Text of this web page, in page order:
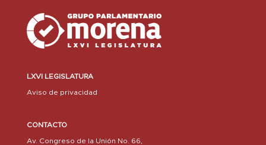
LXVI LEGISLATURA
Aviso de privacidad
CONTACTO
Av. Congreso de la Unión No. 66,